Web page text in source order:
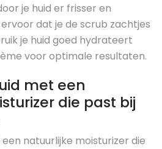
je huid er frisser en
dat je de scrub zachtjes
je huid goed hydrateert
voor optimale resultaten.
met een
die past bij
natuurlijke moisturizer die